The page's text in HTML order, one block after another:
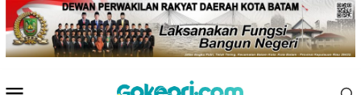
Loncat
ke
konten